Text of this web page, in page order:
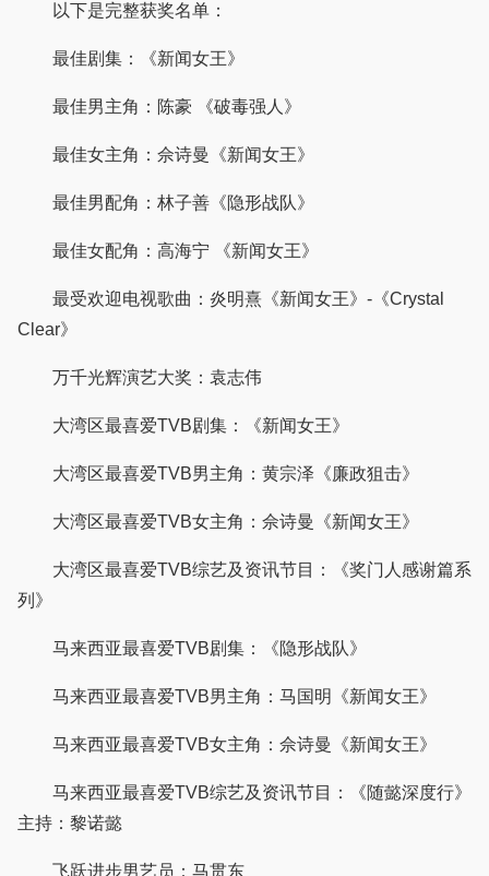
以下是完整获奖名单：
最佳剧集：《新闻女王》
最佳男主角：陈豪 《破毒强人》
最佳女主角：佘诗曼《新闻女王》
最佳男配角：林子善《隐形战队》
最佳女配角：高海宁 《新闻女王》
最受欢迎电视歌曲：炎明熹《新闻女王》-《Crystal
Clear》
万千光辉演艺大奖：袁志伟
大湾区最喜爱TVB剧集：《新闻女王》
大湾区最喜爱TVB男主角：黄宗泽《廉政狙击》
大湾区最喜爱TVB女主角：佘诗曼《新闻女王》
大湾区最喜爱TVB综艺及资讯节目：《奖门人感谢篇系
列》
马来西亚最喜爱TVB剧集：《隐形战队》
马来西亚最喜爱TVB男主角：马国明《新闻女王》
马来西亚最喜爱TVB女主角：佘诗曼《新闻女王》
马来西亚最喜爱TVB综艺及资讯节目：《随懿深度行》
主持：黎诺懿
飞跃进步男艺员：马贯东